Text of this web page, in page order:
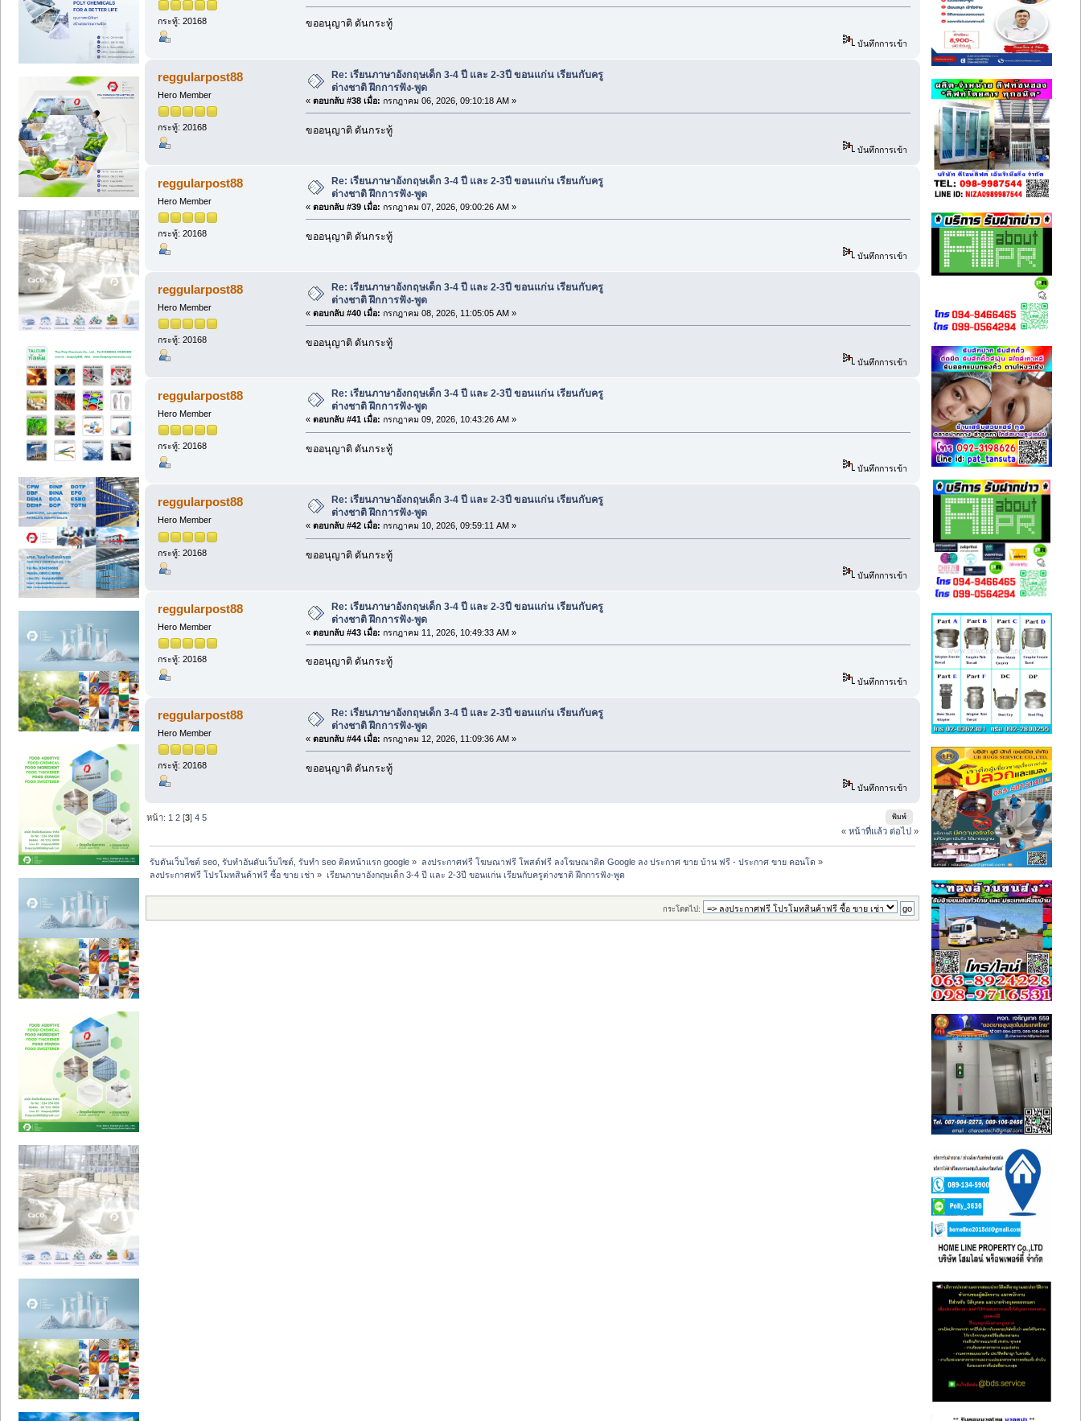
กระทู้: 20168 ขออนุญาติ ดันกระทู้
บันทึกการเข้า
reggularpost88
Hero Member
กระทู้: 20168
Re: เรียนภาษาอังกฤษเด็ก 3-4 ปี และ 2-3ปี ขอนแก่น เรียนกับครู
ต่างชาติ ฝึกการฟัง-พูด
« ตอบกลับ #38 เมื่อ: กรกฎาคม 06, 2026, 09:10:18 AM »
ขออนุญาติ ดันกระทู้
บันทึกการเข้า
reggularpost88
Hero Member
กระทู้: 20168
Re: เรียนภาษาอังกฤษเด็ก 3-4 ปี และ 2-3ปี ขอนแก่น เรียนกับครู
ต่างชาติ ฝึกการฟัง-พูด
« ตอบกลับ #39 เมื่อ: กรกฎาคม 07, 2026, 09:00:26 AM »
ขออนุญาติ ดันกระทู้
บันทึกการเข้า
reggularpost88
Hero Member
กระทู้: 20168
Re: เรียนภาษาอังกฤษเด็ก 3-4 ปี และ 2-3ปี ขอนแก่น เรียนกับครู
ต่างชาติ ฝึกการฟัง-พูด
« ตอบกลับ #40 เมื่อ: กรกฎาคม 08, 2026, 11:05:05 AM »
ขออนุญาติ ดันกระทู้
บันทึกการเข้า
reggularpost88
Hero Member
กระทู้: 20168
Re: เรียนภาษาอังกฤษเด็ก 3-4 ปี และ 2-3ปี ขอนแก่น เรียนกับครู
ต่างชาติ ฝึกการฟัง-พูด
« ตอบกลับ #41 เมื่อ: กรกฎาคม 09, 2026, 10:43:26 AM »
ขออนุญาติ ดันกระทู้
บันทึกการเข้า
reggularpost88
Hero Member
กระทู้: 20168
Re: เรียนภาษาอังกฤษเด็ก 3-4 ปี และ 2-3ปี ขอนแก่น เรียนกับครู
ต่างชาติ ฝึกการฟัง-พูด
« ตอบกลับ #42 เมื่อ: กรกฎาคม 10, 2026, 09:59:11 AM »
ขออนุญาติ ดันกระทู้
บันทึกการเข้า
reggularpost88
Hero Member
กระทู้: 20168
Re: เรียนภาษาอังกฤษเด็ก 3-4 ปี และ 2-3ปี ขอนแก่น เรียนกับครู
ต่างชาติ ฝึกการฟัง-พูด
« ตอบกลับ #43 เมื่อ: กรกฎาคม 11, 2026, 10:49:33 AM »
ขออนุญาติ ดันกระทู้
บันทึกการเข้า
reggularpost88
Hero Member
กระทู้: 20168
Re: เรียนภาษาอังกฤษเด็ก 3-4 ปี และ 2-3ปี ขอนแก่น เรียนกับครู
ต่างชาติ ฝึกการฟัง-พูด
« ตอบกลับ #44 เมื่อ: กรกฎาคม 12, 2026, 11:09:36 AM »
ขออนุญาติ ดันกระทู้
บันทึกการเข้า
พิมพ์
หน้า: 1 2 [3]4 5
« หน้าที่แล้ว ต่อไป »
รับดันเว็บไซต์ seo, รับทำอันดับเว็บไซต์, รับทำ seo ติดหน้าแรก google » ลงประกาศฟรี โฆษณาฟรี โพสต์ฟรี ลงโฆษณาติด Google ลง ประกาศ ขาย บ้าน ฟรี - ประกาศ ขาย คอนโด »
ลงประกาศฟรี โปรโมทสินค้าฟรี ซื้อ ขาย เช่า » เรียนภาษาอังกฤษเด็ก 3-4 ปี และ 2-3ปี ขอนแก่น เรียนกับครูต่างชาติ ฝึกการฟัง-พูด
กระโดดไป: